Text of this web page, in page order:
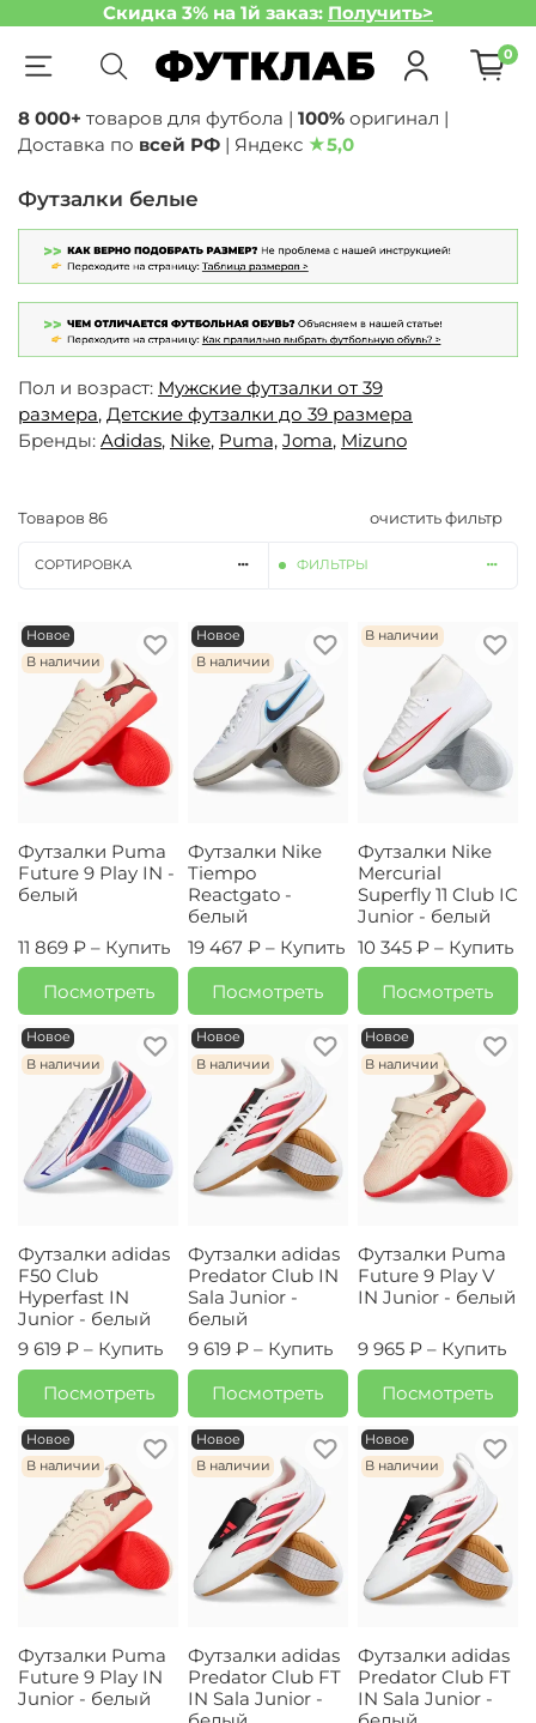
Скидка 3% на 1й заказ: Получить>
0
8 000+ товаров для футбола | 100% оригинал |
Доставка по всей РФ | Яндекс ★5,0
Футзалки белые
Пол и возраст: Мужские футзалки от 39
размера, Детские футзалки до 39 размера
Бренды: Adidas, Nike, Puma, Joma, Mizuno
Товаров 86 очистить фильтр
СОРТИРОВКА ФИЛЬТРЫ
Новое
В наличии
Футзалки Puma
Future 9 Play IN -
белый
11 869 ₽ – Купить
Посмотреть
Новое
В наличии
Футзалки Nike
Tiempo
Reactgato -
белый
19 467 ₽ – Купить
Посмотреть
В наличии
Футзалки Nike
Mercurial
Superfly 11 Club IC
Junior - белый
10 345 ₽ – Купить
Посмотреть
Новое
В наличии
Футзалки adidas
F50 Club
Hyperfast IN
Junior - белый
9 619 ₽ – Купить
Посмотреть
Новое
В наличии
Футзалки adidas
Predator Club IN
Sala Junior -
белый
9 619 ₽ – Купить
Посмотреть
Новое
В наличии
Футзалки Puma
Future 9 Play V
IN Junior - белый
9 965 ₽ – Купить
Посмотреть
Новое
В наличии
Футзалки Puma
Future 9 Play IN
Junior - белый
Новое
В наличии
Футзалки adidas
Predator Club FT
IN Sala Junior -
Новое
В наличии
Футзалки adidas
Predator Club FT
IN Sala Junior -